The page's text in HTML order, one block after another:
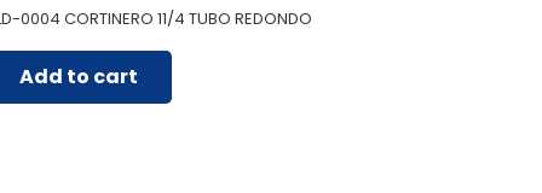
0004 CORTINERO 11/4 TUBO REDONDO
Add to cart